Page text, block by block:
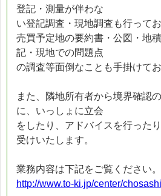
登記・測量が伴わな
い登記調査・現地調査も行ってお
売買予定地の要約書・公図・地
記・現地での問題点
の調査等面倒なことも手掛けてお
また、隣地所有者から境界確認
に、いっしょに立会
をしたり、アドバイスを行った
受けいたします。
業務内容は下記をご覧ください
http://www.to-ki.jp/center/